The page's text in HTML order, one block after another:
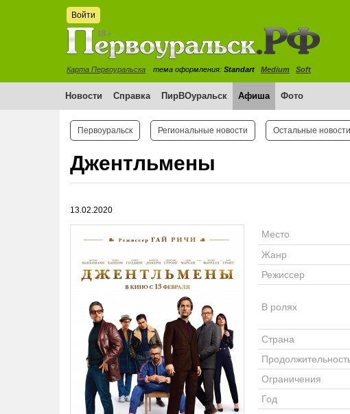
Войти
Карта Первоуральска тема оформления: Standart Medium Soft
Новости Справка ПирВОуральск Афиша Фото
Первоуральск Региональные новости Остальные новости
Джентльмены
13.02.2020
Место
Жанр
Режиссер
В ролях
Страна
Ограничения
Год